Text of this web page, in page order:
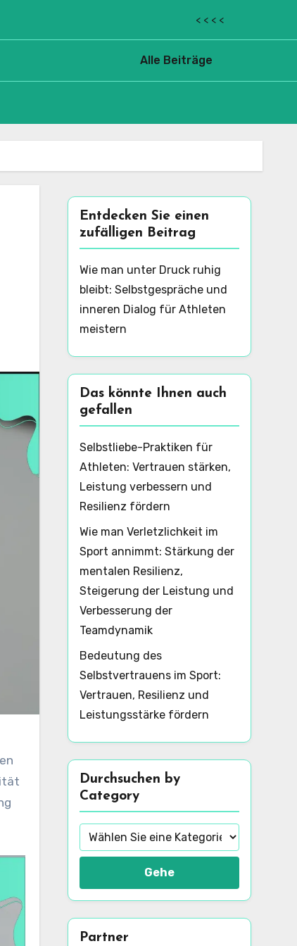
< < < <
Alle Beiträge
Entdecken Sie einen
zufälligen Beitrag
Wie man unter Druck ruhig
bleibt: Selbstgespräche und
inneren Dialog für Athleten
meistern
Das könnte Ihnen auch
gefallen
Selbstliebe-Praktiken für
Athleten: Vertrauen stärken,
Leistung verbessern und
Resilienz fördern
Wie man Verletzlichkeit im
Sport annimmt: Stärkung der
mentalen Resilienz,
Steigerung der Leistung und
Verbesserung der
Teamdynamik
Bedeutung des
Selbstvertrauens im Sport:
Vertrauen, Resilienz und
Leistungsstärke fördern
Durchsuchen by
Category
Gehe
Partner